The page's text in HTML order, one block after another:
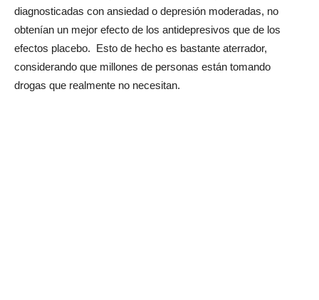
diagnosticadas con ansiedad o depresión moderadas, no
obtenían un mejor efecto de los antidepresivos que de los
efectos placebo. Esto de hecho es bastante aterrador,
considerando que millones de personas están tomando
drogas que realmente no necesitan.